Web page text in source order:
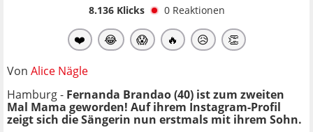
8.136Klicks 0 Reaktionen
❤️ 😂 😱 🔥 😥 👏
Von Alice Nägle
Hamburg - Fernanda Brandao (40) ist zum zweiten
Mal Mama geworden! Auf ihrem Instagram-Profil
zeigt sich die Sängerin nun erstmals mit ihrem Sohn.